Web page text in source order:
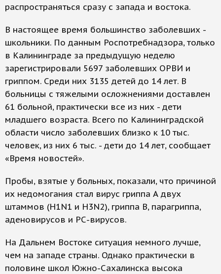
распространяться сразу с запада и востока.
В настоящее время большинство заболевших -
школьники. По данным Роспотребнадзора, только
в Калининграде за предыдущую неделю
зарегистрировали 5697 заболевших ОРВИ и
гриппом. Среди них 3135 детей до 14 лет. В
больницы с тяжелыми осложнениями доставлен
61 больной, практически все из них - дети
младшего возраста. Всего по Калининградской
области число заболевших близко к 10 тыс.
человек, из них 6 тыс. - дети до 14 лет, сообщает
«Время новостей».
Пробы, взятые у больных, показали, что причиной
их недомогания стал вирус гриппа А двух
штаммов (H1N1 и H3N2), гриппа В, парагриппа,
аденовирусов и РС-вирусов.
На Дальнем Востоке ситуация немного лучше,
чем на западе страны. Однако практически в
половине школ Южно-Сахалинска высока